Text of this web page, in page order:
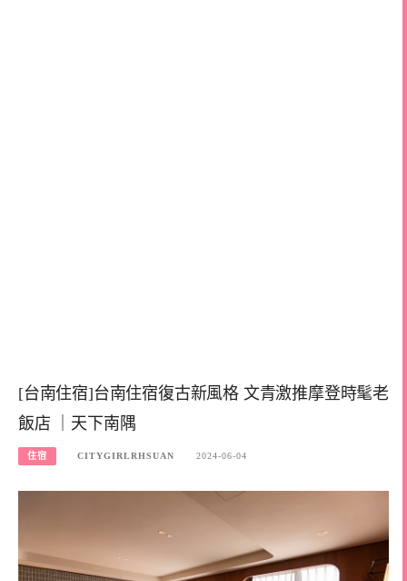
[台南住宿]台南住宿復古新風格 文青激推摩登時髦老
飯店 ｜天下南隅
住宿 CITYGIRLRHSUAN 2024-06-04